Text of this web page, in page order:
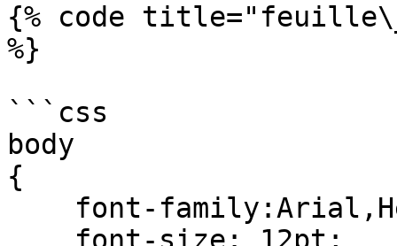
{% code
%}
```css
body
{